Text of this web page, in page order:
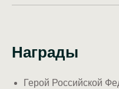
Награды
Герой Российской